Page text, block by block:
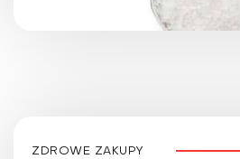
ZDROWE ZAKUPY